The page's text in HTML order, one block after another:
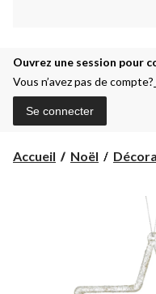
Ouvrez une session pour
Vous n’avez pas de compte?
Se connecter
Accueil Noël